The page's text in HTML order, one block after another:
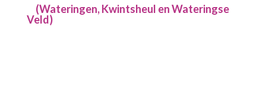
(Wateringen, Kwintsheul en Wateringse
Veld)